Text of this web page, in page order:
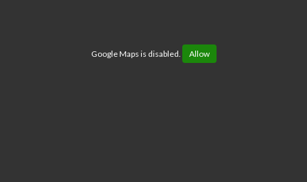
Google Maps is disabled. Allow